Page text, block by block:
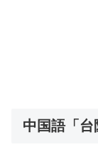
中国語「